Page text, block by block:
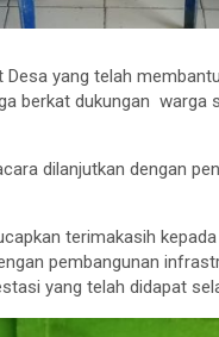
yang telah
berkat dukungan warga
dilanjutkan dengan
terimakasih
pembangunan
yang telah didapat